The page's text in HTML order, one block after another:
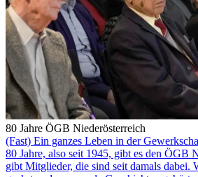
80 Jahre ÖGB Niederösterreich
(Fast) Ein ganzes Leben in der
80 Jahre, also seit 1945, gibt es den ÖGB
gibt Mitglieder, die sind seit damals dabei.